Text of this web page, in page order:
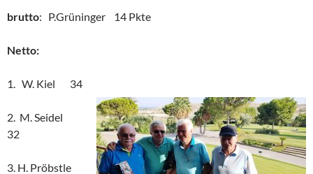
brutto: P.Grüninger 14 Pkte
Netto:
1. W. Kiel 34
2. M. Seidel
32
3. H. Pröbstle